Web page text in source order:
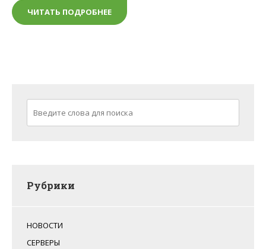
ЧИТАТЬ ПОДРОБНЕЕ ВЫБИРАЕМ ЛУЧШЕГО НЕДОРОГО
Рубрики
НОВОСТИ
СЕРВЕРЫ